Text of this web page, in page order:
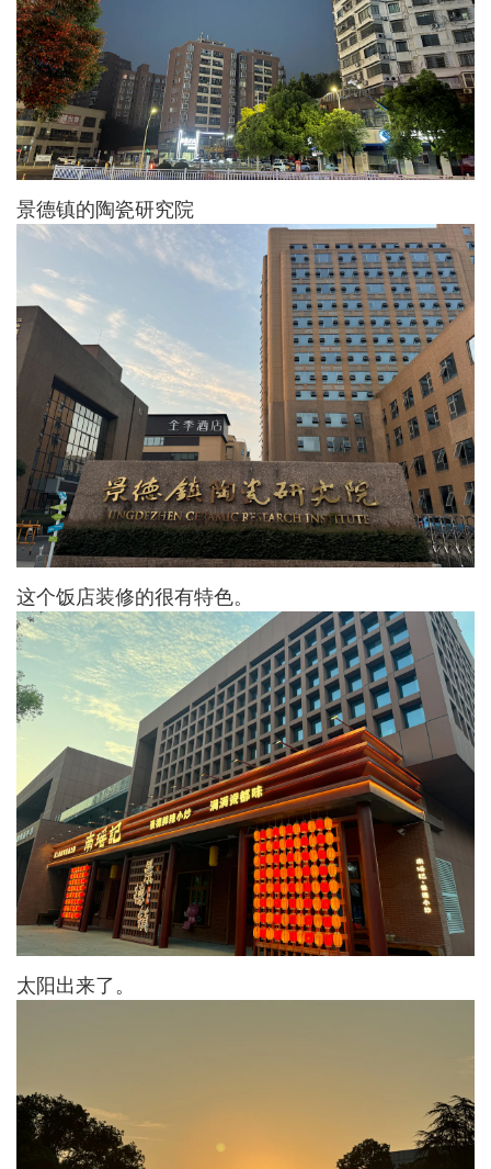
景德镇的陶瓷研究院
这个饭店装修的很有特色。
太阳出来了。